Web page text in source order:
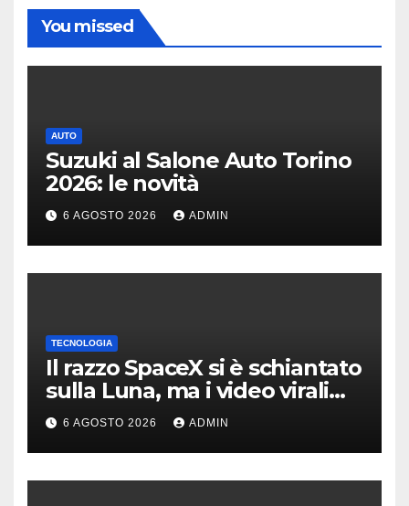
You missed
AUTO
Suzuki al Salone Auto Torino
2026: le novità
6 AGOSTO 2026 ADMIN
TECNOLOGIA
Il razzo SpaceX si è schiantato
sulla Luna, ma i video virali
erano quasi tutti falsi
6 AGOSTO 2026 ADMIN